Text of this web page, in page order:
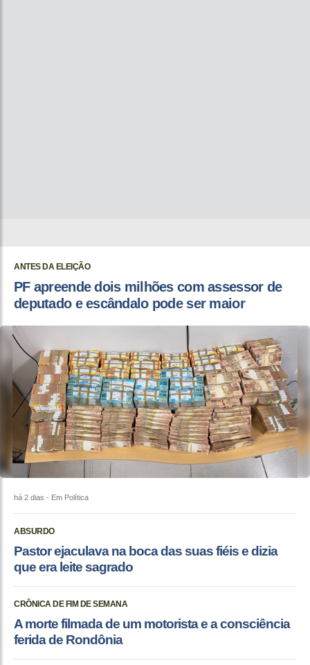
ANTES DA ELEIÇÃO
PF apreende dois milhões com assessor de
deputado e escândalo pode ser maior
há 2 dias - Em Política
ABSURDO
Pastor ejaculava na boca das suas fiéis e dizia
que era leite sagrado
CRÔNICA DE FIM DE SEMANA
A morte filmada de um motorista e a consciência
ferida de Rondônia